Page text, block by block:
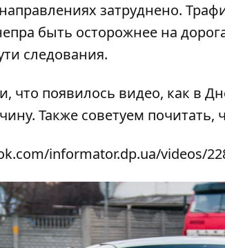
затруднено.
быть осторожнее на
следования.
что появилось видео, как в
. Также советуем почитать,
informator.dp.ua/videos/